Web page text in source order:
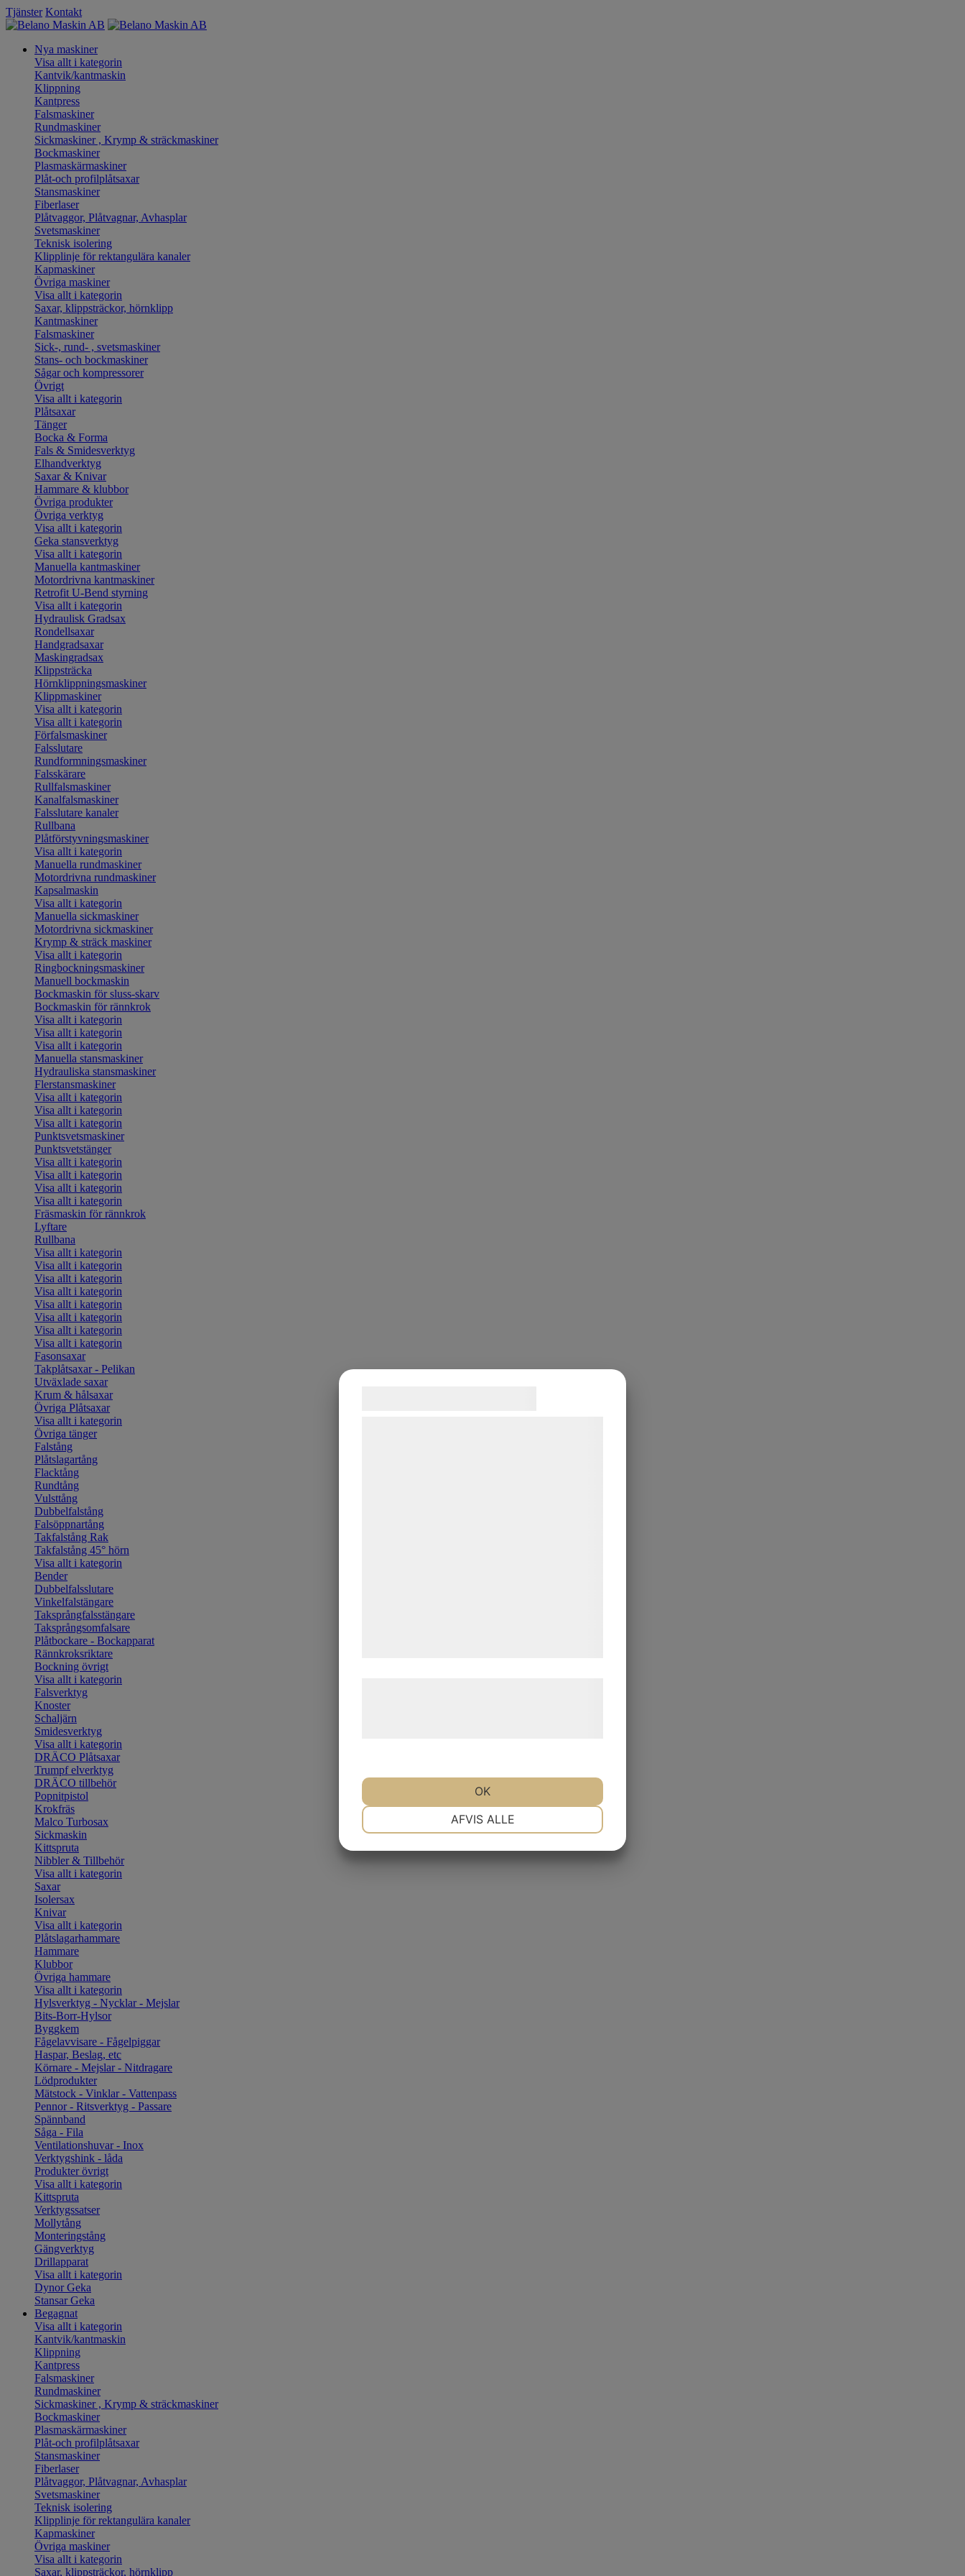
Tjänster Kontakt
Nya maskiner
Visa allt i kategorin
Kantvik/kantmaskin
Klippning
Kantpress
Falsmaskiner
Rundmaskiner
Sickmaskiner , Krymp & sträckmaskiner
Bockmaskiner
Plasmaskärmaskiner
Plåt-och profilplåtsaxar
Stansmaskiner
Fiberlaser
Plåtvaggor, Plåtvagnar, Avhasplar
Svetsmaskiner
Teknisk isolering
Klipplinje för rektangulära kanaler
Kapmaskiner
Övriga maskiner
Visa allt i kategorin
Saxar, klippsträckor, hörnklipp
Kantmaskiner
Falsmaskiner
Sick-, rund- , svetsmaskiner
Stans- och bockmaskiner
Sågar och kompressorer
Övrigt
Visa allt i kategorin
Plåtsaxar
Tänger
Bocka & Forma
Fals & Smidesverktyg
Elhandverktyg
Saxar & Knivar
Hammare & klubbor
Övriga produkter
Övriga verktyg
Visa allt i kategorin
Geka stansverktyg
Visa allt i kategorin
Manuella kantmaskiner
Motordrivna kantmaskiner
Retrofit U-Bend styrning
Visa allt i kategorin
Hydraulisk Gradsax
Rondellsaxar
Handgradsaxar
Maskingradsax
Klippsträcka
Hörnklippningsmaskiner
Klippmaskiner
Visa allt i kategorin
Visa allt i kategorin
Förfalsmaskiner
Falsslutare
Rundformningsmaskiner
Falsskärare
Rullfalsmaskiner
Kanalfalsmaskiner
Falsslutare kanaler
Rullbana
Plåtförstyvningsmaskiner
Visa allt i kategorin
Manuella rundmaskiner
Motordrivna rundmaskiner
Kapsalmaskin
Visa allt i kategorin
Manuella sickmaskiner
Motordrivna sickmaskiner
Krymp & sträck maskiner
Visa allt i kategorin
Ringbockningsmaskiner
Manuell bockmaskin
Bockmaskin för sluss-skarv
Bockmaskin för rännkrok
Visa allt i kategorin
Visa allt i kategorin
Visa allt i kategorin
Manuella stansmaskiner
Hydrauliska stansmaskiner
Flerstansmaskiner
Visa allt i kategorin
Visa allt i kategorin
Visa allt i kategorin
Punktsvetsmaskiner
Punktsvetstänger
Visa allt i kategorin
Visa allt i kategorin
Visa allt i kategorin
Visa allt i kategorin
Fräsmaskin för rännkrok
Lyftare
Rullbana
Visa allt i kategorin
Visa allt i kategorin
Visa allt i kategorin
Visa allt i kategorin
Visa allt i kategorin
Visa allt i kategorin
Visa allt i kategorin
Visa allt i kategorin
Fasonsaxar
Takplåtsaxar - Pelikan
Utväxlade saxar
Krum & hålsaxar
Övriga Plåtsaxar
Visa allt i kategorin
Övriga tänger
Falstång
Plåtslagartång
Flacktång
Rundtång
Vulsttång
Dubbelfalstång
Falsöppnartång
Takfalstång Rak
Takfalstång 45° hörn
Visa allt i kategorin
Bender
Dubbelfalsslutare
Vinkelfalstängare
Taksprångfalsstängare
Taksprångsomfalsare
Plåtbockare - Bockapparat
Rännkroksriktare
Bockning övrigt
Visa allt i kategorin
Falsverktyg
Knoster
Schaljärn
Smidesverktyg
Visa allt i kategorin
DRÄCO Plåtsaxar
Trumpf elverktyg
DRÄCO tillbehör
Popnitpistol
Krokfräs
Malco Turbosax
Sickmaskin
Kittspruta
Nibbler & Tillbehör
Visa allt i kategorin
Saxar
Isolersax
Knivar
Visa allt i kategorin
Plåtslagarhammare
Hammare
Klubbor
Övriga hammare
Visa allt i kategorin
Hylsverktyg - Nycklar - Mejslar
Bits-Borr-Hylsor
Byggkem
Fågelavvisare - Fågelpiggar
Haspar, Beslag, etc
Körnare - Mejslar - Nitdragare
Lödprodukter
Mätstock - Vinklar - Vattenpass
Pennor - Ritsverktyg - Passare
Spännband
Såga - Fila
Ventilationshuvar - Inox
Verktygshink - låda
Produkter övrigt
Visa allt i kategorin
Kittspruta
Verktygssatser
Mollytång
Monteringstång
Gängverktyg
Drillapparat
Visa allt i kategorin
Dynor Geka
Stansar Geka
Begagnat
Visa allt i kategorin
Kantvik/kantmaskin
Klippning
Kantpress
Falsmaskiner
Rundmaskiner
Sickmaskiner , Krymp & sträckmaskiner
Bockmaskiner
Plasmaskärmaskiner
Plåt-och profilplåtsaxar
Stansmaskiner
Fiberlaser
Plåtvaggor, Plåtvagnar, Avhasplar
Svetsmaskiner
Teknisk isolering
Klipplinje för rektangulära kanaler
Kapmaskiner
Övriga maskiner
Visa allt i kategorin
Saxar, klippsträckor, hörnklipp
AFVIS ALLE
OK